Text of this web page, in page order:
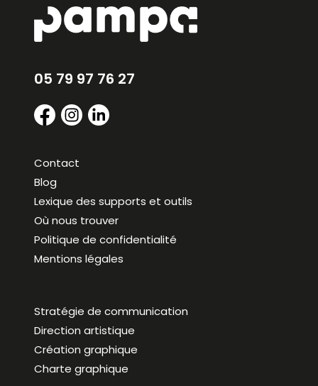
05 79 97 76 27
Contact
Blog
Lexique des supports et outils
Où nous trouver
Politique de confidentialité
Mentions légales
Stratégie de communication
Direction artistique
Création graphique
Charte graphique